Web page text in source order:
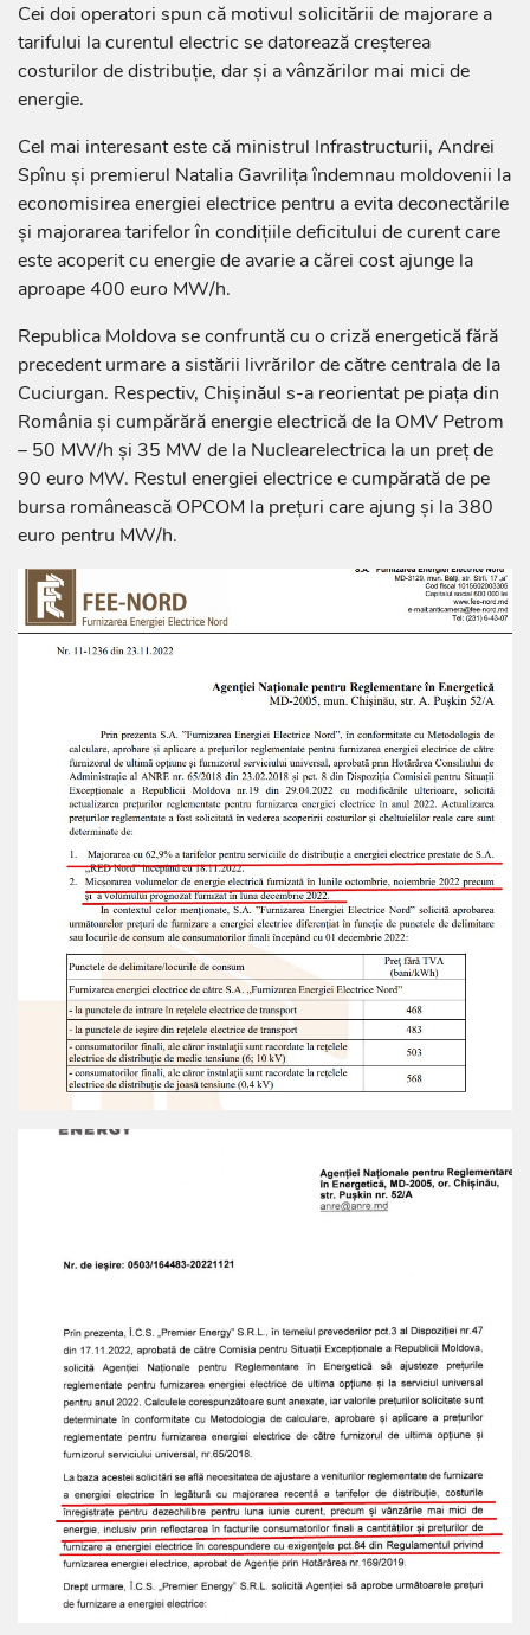
Cei doi operatori spun că motivul solicitării de majorare a
tarifului la curentul electric se datorează creșterea
costurilor de distribuție, dar și a vânzărilor mai mici de
energie.
Cel mai interesant este că ministrul Infrastructurii, Andrei
Spînu și premierul Natalia Gavrilița îndemnau moldovenii la
economisirea energiei electrice pentru a evita deconectările
și majorarea tarifelor în condițiile deficitului de curent care
este acoperit cu energie de avarie a cărei cost ajunge la
aproape 400 euro MW/h.
Republica Moldova se confruntă cu o criză energetică fără
precedent urmare a sistării livrărilor de către centrala de la
Cuciurgan. Respectiv, Chișinăul s-a reorientat pe piața din
România și cumpărără energie electrică de la OMV Petrom
– 50 MW/h și 35 MW de la Nuclearelectrica la un preț de
90 euro MW. Restul energiei electrice e cumpărată de pe
bursa românească OPCOM la prețuri care ajung și la 380
euro pentru MW/h.